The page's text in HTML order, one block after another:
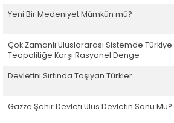
Yeni Bir Medeniyet Mümkün mü?
Çok Zamanlı Uluslararası Sistemde Türkiye:
Teopolitiğe Karşı Rasyonel Denge
Devletini Sırtında Taşıyan Türkler
Gazze Şehir Devleti Ulus Devletin Sonu Mu?